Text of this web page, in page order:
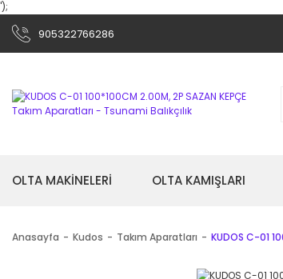
');
905322766286
OLTA MAKİNELERİ OLTA KAMIŞLARI
Anasayfa Kudos Takım Aparatları KUDOS C-01